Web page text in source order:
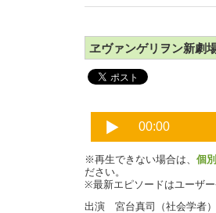
ヱヴァンゲリヲン新劇
※再生できない場合は、 個
ださい。
※最新エピソードはユーザ
出演 宮台真司（社会学者